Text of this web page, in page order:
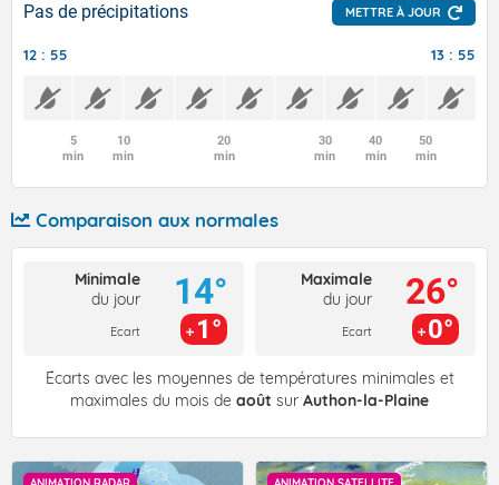
Pas de précipitations METTRE À JOUR
12 : 55 13 : 55
5
min
10
min
20
min
30
min
40
min
50
min
Comparaison aux normales
Minimale
du jour
Ecart
14°
1°
Maximale
du jour
Ecart
26°
0°
Écarts avec les moyennes de températures minimales et
maximales du mois de août sur Authon-la-Plaine